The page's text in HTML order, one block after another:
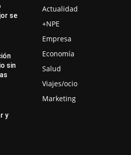
se
sin
y
Actualidad
+NPE
Empresa
Economía
Salud
Viajes/ocio
Marketing